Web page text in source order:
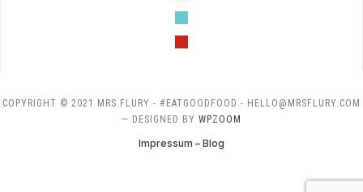
tiktok
pinterest
COPYRIGHT © 2021 MRS FLURY - #EATGOODFOOD - HELLO@MRSFLURY.COM
— DESIGNED BY WPZOOM
Impressum – Blog